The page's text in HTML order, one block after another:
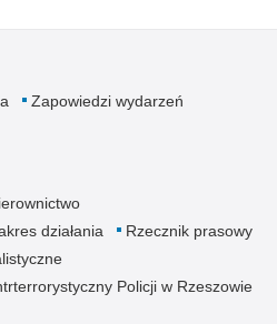
Zapowiedzi wydarzeń
działania
Rzecznik prasowy
Policji w Rzeszowie